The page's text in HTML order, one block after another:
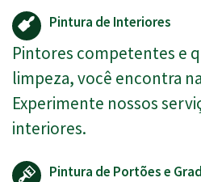
Pintura de Interiores
Pintores competentes e
limpeza, você encontra
Experimente nossos
interiores.
Pintura de Portões e